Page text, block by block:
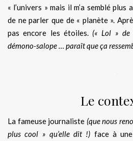
« l’univers » mais il m’a semblé
de ne parler que de « planète ».
pas encore les étoiles. (« Lol » de
démono-salope … paraît que ça
Le
La fameuse journaliste (que nous
plus cool » qu’elle dit !) face à